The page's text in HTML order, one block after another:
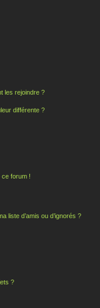
les rejoindre ?
différente ?
ce forum !
liste d’amis ou d’ignorés ?
?